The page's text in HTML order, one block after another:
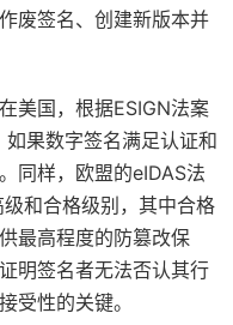
废签名、创建新版本并
美国，根据ESIGN法案
如果数字签名满足认证和
同样，欧盟的eIDAS法
和合格级别，其中合格
最高程度的防篡改保
明签名者无法否认其行
性的关键。